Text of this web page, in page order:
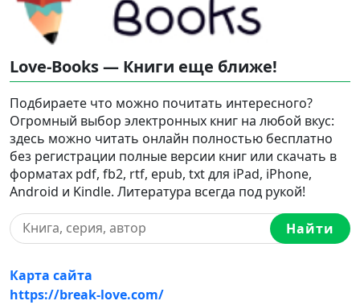
Love-Books — Книги еще ближе!
Подбираете что можно почитать интересного?
Огромный выбор электронных книг на любой вкус:
здесь можно читать онлайн полностью бесплатно
без регистрации полные версии книг или скачать в
форматах pdf, fb2, rtf, epub, txt для iPad, iPhone,
Android и Kindle. Литература всегда под рукой!
Найти
Карта сайта
https://break-love.com/